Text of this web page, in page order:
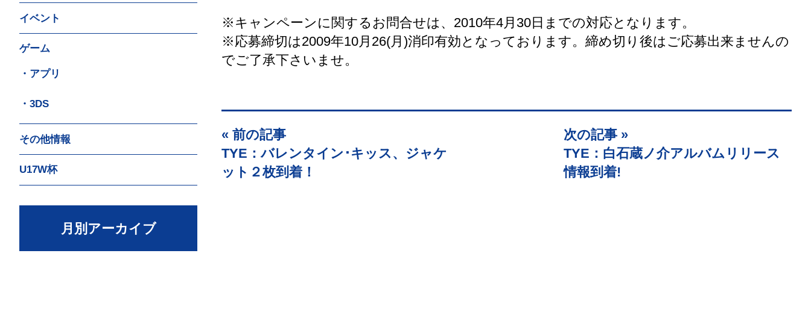
※キャンペーンに関するお問合せは、2010年4月30日までの対応となります。
※応募締切は2009年10月26(月)消印有効となっております。締め切り後はご応募出来ませんの
でご了承下さいませ。
« 前の記事
TYE：バレンタイン･キッス、ジャケ
ット２枚到着！
次の記事 »
TYE：白石蔵ノ介アルバムリリース
情報到着!
イベント
ゲーム
・アプリ
・3DS
その他情報
U17W杯
月別アーカイブ